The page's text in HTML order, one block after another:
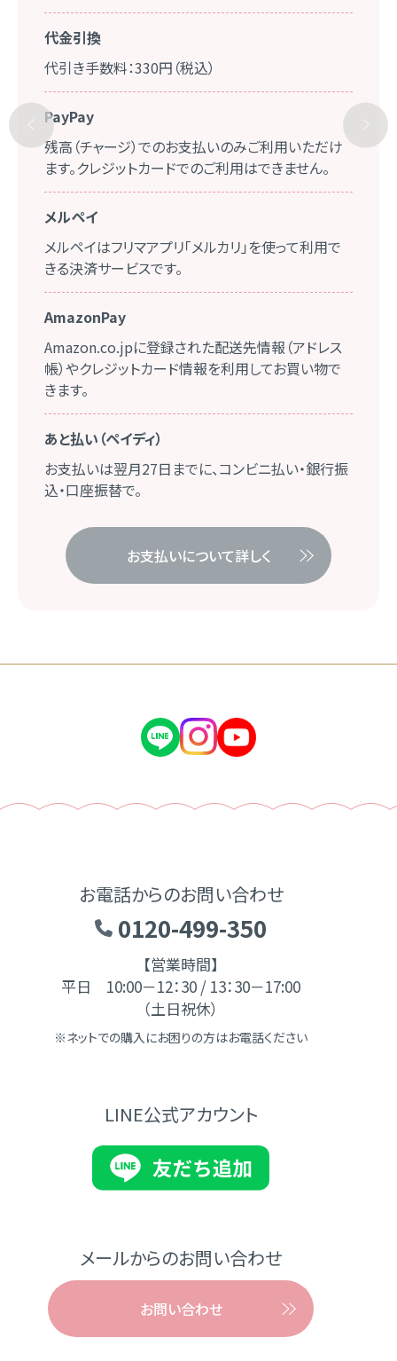
代金引換
代引き手数料：330円（税込）
PayPay
残高（チャージ）でのお支払いのみご利用いただけ
ます。クレジットカードでのご利用はできません。
メルペイ
メルペイはフリマアプリ「メルカリ」を使って利用で
きる決済サービスです。
AmazonPay
Amazon.co.jpに登録された配送先情報（アドレス
帳）やクレジットカード情報を利用してお買い物で
きます。
あと払い（ペイディ）
お支払いは翌月27日までに、コンビニ払い・銀行振
込・口座振替で。
お支払いについて詳しく
お電話からのお問い合わせ
0120-499-350
【営業時間】
平日 10:00－12：30 / 13：30－17:00
（土日祝休）
※ネットでの購入にお困りの方はお電話ください
LINE公式アカウント
メールからのお問い合わせ
お問い合わせ